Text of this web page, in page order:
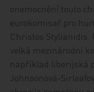
onemocnění touto
eurokomisař pro
Christos Stylianidis.
velká mezinárodní
například liberijská
Johnsonová-